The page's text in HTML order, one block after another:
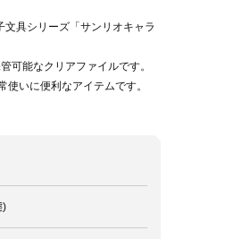
具シリーズ「サンリオキャラ
可能なクリアファイルです。
いに便利なアイテムです。
)